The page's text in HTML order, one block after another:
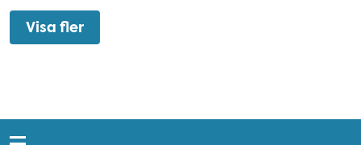
Visa fler
Snabblänkar